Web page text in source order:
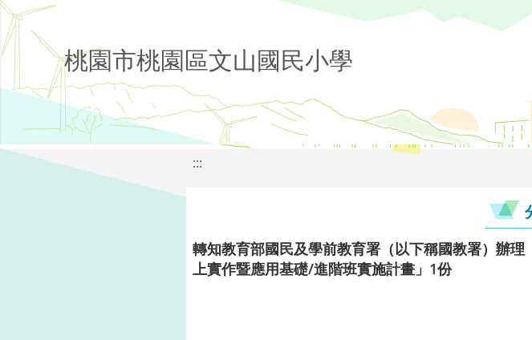
桃園市桃園區文山國民小學
:::
轉知教育部國民及學前教育署（以下稱國教署）辦
上實作暨應用基礎/進階班實施計畫」1份